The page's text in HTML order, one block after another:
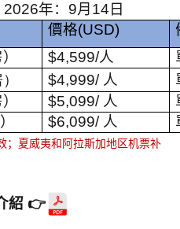
2026年： 9月 14 日
價格(USD)
$4,599/人
$4,999/ 人
$5,099/ 人
$6,099/ 人
；夏威夷和阿拉斯加地区机票补
紹 👉